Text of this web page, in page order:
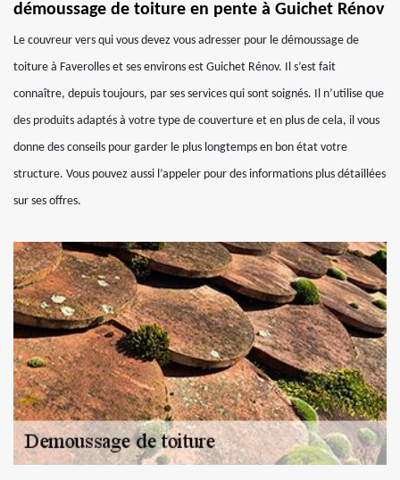
démoussage de toiture en pente à Guichet Rénov
Le couvreur vers qui vous devez vous adresser pour le démoussage de
toiture à Faverolles et ses environs est Guichet Rénov. Il s’est fait
connaître, depuis toujours, par ses services qui sont soignés. Il n’utilise que
des produits adaptés à votre type de couverture et en plus de cela, il vous
donne des conseils pour garder le plus longtemps en bon état votre
structure. Vous pouvez aussi l’appeler pour des informations plus détaillées
sur ses offres.